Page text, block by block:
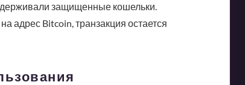
защищенные кошельки.
адрес Bitcoin, транзакция остается